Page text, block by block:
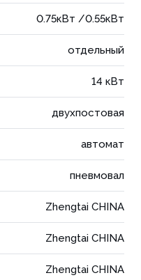
0.75кВт /0.55кВт
отдельный
14 кВт
двухпостовая
автомат
пневмовал
Zhengtai CHINA
Zhengtai CHINA
Zhengtai CHINA